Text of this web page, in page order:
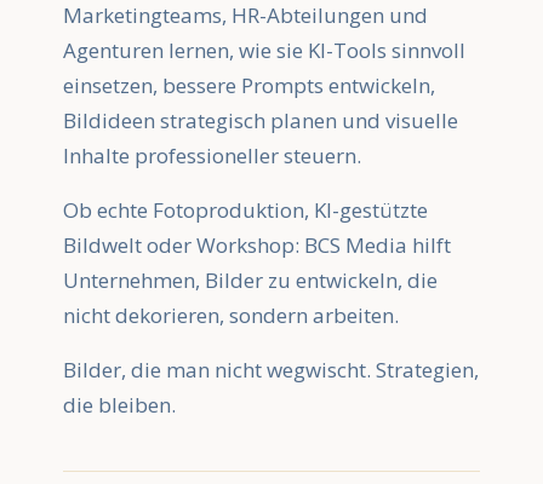
Marketingteams, HR-Abteilungen und
Agenturen lernen, wie sie KI-Tools sinnvoll
einsetzen, bessere Prompts entwickeln,
Bildideen strategisch planen und visuelle
Inhalte professioneller steuern.
Ob echte Fotoproduktion, KI-gestützte
Bildwelt oder Workshop: BCS Media hilft
Unternehmen, Bilder zu entwickeln, die
nicht dekorieren, sondern arbeiten.
Bilder, die man nicht wegwischt. Strategien,
die bleiben.